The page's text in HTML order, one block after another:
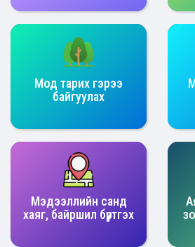
Мод тарих гэрээ
байгуулах
Мэдээллийн санд
хаяг, байршил бүртгэх